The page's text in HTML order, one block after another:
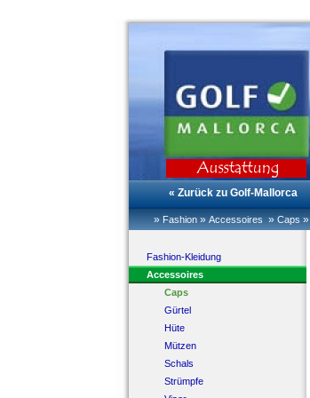
« Zurück zu Golf-Mallorca
» Fashion» Accessoires » Caps»
Fashion-Kleidung
Accessoires
Caps
Gürtel
Hüte
Mützen
Schals
Strümpfe